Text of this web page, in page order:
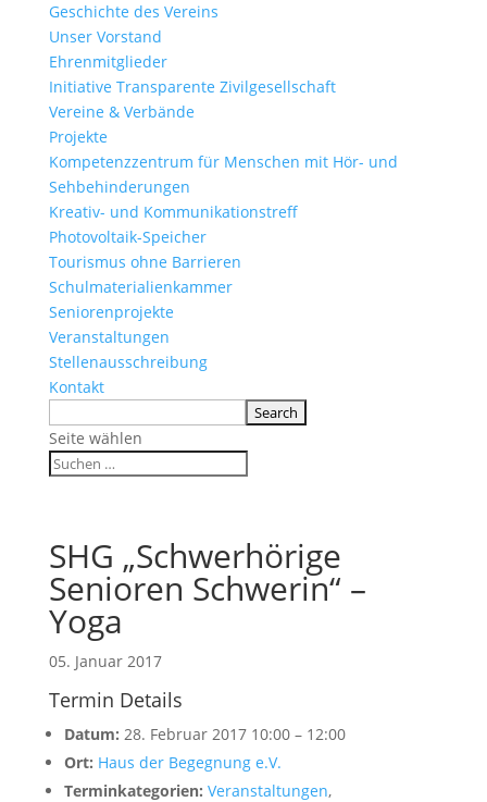
Geschichte des Vereins
Unser Vorstand
Ehrenmitglieder
Initiative Transparente Zivilgesellschaft
Vereine & Verbände
Projekte
Kompetenzzentrum für Menschen mit Hör- und
Sehbehinderungen
Kreativ- und Kommunikationstreff
Photovoltaik-Speicher
Tourismus ohne Barrieren
Schulmaterialienkammer
Seniorenprojekte
Veranstaltungen
Stellenausschreibung
Kontakt
Seite wählen
SHG „Schwerhörige
Senioren Schwerin“ –
Yoga
05. Januar 2017
Termin Details
Datum: 28. Februar 2017 10:00– 12:00
Ort: Haus der Begegnung e.V.
Terminkategorien: Veranstaltungen,